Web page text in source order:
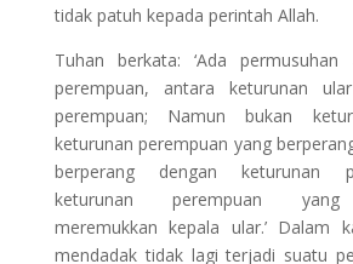
tidak patuh kepada perintah Allah.
Tuhan berkata: ‘Ada
perempuan, antara keturunan
perempuan; Namun bukan
keturunan perempuan yang
berperang dengan keturunan
keturunan perempuan yang
meremukkan kepala ular.’ Dalam
mendadak tidak lagi terjadi suatu